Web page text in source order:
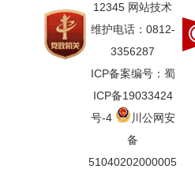
12345 网站技术
维护电话：0812-
3356287
ICP备案编号：蜀
ICP备19033424
号-4
川公网安
备
51040202000005